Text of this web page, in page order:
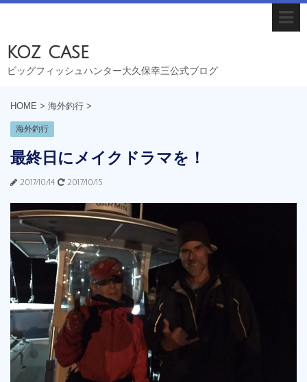
koz case
ビッグフィッシュハンター大久保幸三公式ブログ
HOME > 海外釣行 >
海外釣行
最終日にメイクドラマを！
2017/10/14 2017/10/15